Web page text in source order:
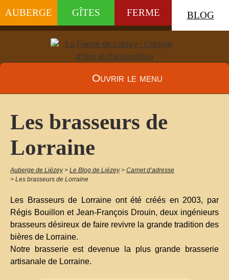
AUBERGE GÎTES FERME BLOG
Ouvrir le menu
Les brasseurs de
Lorraine
Auberge de Liézey > Le Blog de Liézey > Carnet d’adresse
> Les brasseurs de Lorraine
Les Brasseurs de Lorraine ont été créés en 2003, par
Régis Bouillon et Jean-François Drouin, deux ingénieurs
brasseurs désireux de faire revivre la grande tradition des
bières de Lorraine.
Notre brasserie est devenue la plus grande brasserie
artisanale de Lorraine.